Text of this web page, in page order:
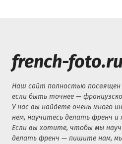
french-
Наш сайт полностью посвящен
если быть точнее —
У нас вы найдете очень много
нем, научитесь делать френч и
Если вы хотите, чтобы мы
делать френч — пишите нам,